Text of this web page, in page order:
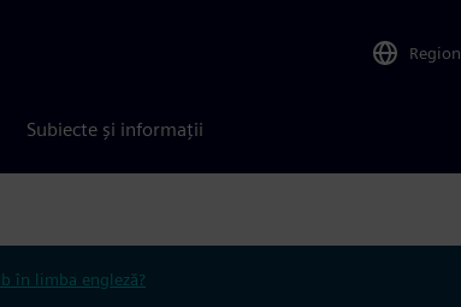
Region
Subiecte și informații
în limba engleză?